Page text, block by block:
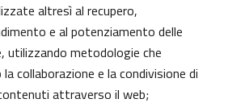
altresì al recupero,
e al potenziamento delle
utilizzando metodologie che
collaborazione e la condivisione di
attraverso il web;